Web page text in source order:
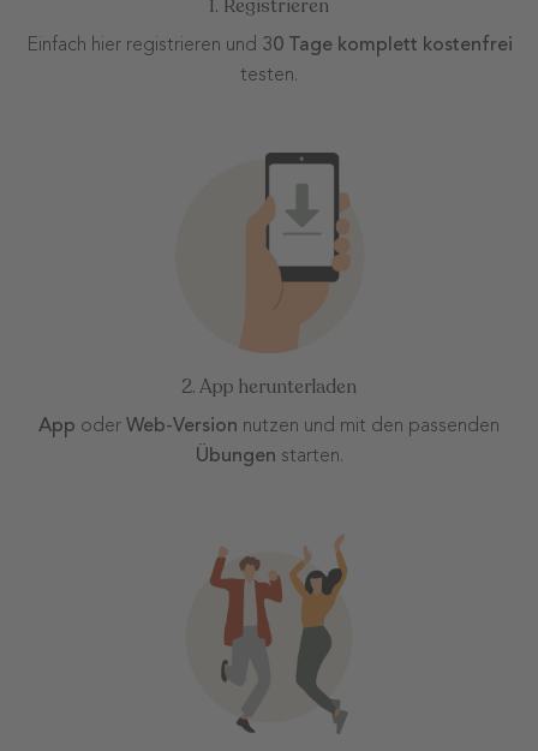
1. Registrieren
Einfach hier registrieren und 30 Tage komplett kostenfrei
testen.
2. App herunterladen
App oder Web-Version nutzen und mit den passenden
Übungen starten.